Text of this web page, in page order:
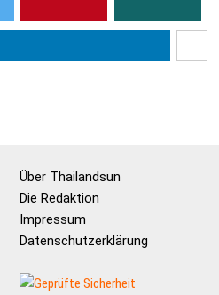
Über Thailandsun
Die Redaktion
Impressum
Datenschutzerklärung